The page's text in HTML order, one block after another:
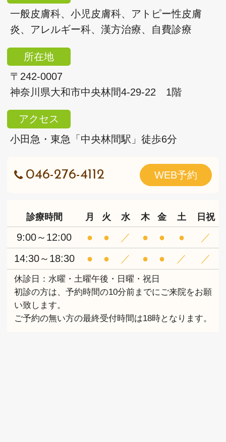
一般皮膚科、小児皮膚科、アトピー性皮膚
炎、アレルギー科、漢方治療、自費診療
所在地
〒242-0007
神奈川県大和市中央林間4-29-22 1階
アクセス
小田急・東急「中央林間駅」徒歩6分
046-276-4112 WEB予約
休診日：水曜・土曜午後・日曜・祝日
初診の方は、予約時間の10分前までにご来院をお願
い致します。
ご予約の無い方の最終受付時間は18時となります。
診療時間 月 火 水 木 金 土 日祝
9:00～12:00 ● ● ／ ● ● ●
／
14:30～18:30
● ● ／ ● ● ／ ／